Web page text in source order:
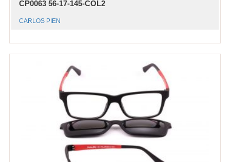
CP0063 56-17-145-COL2
CARLOS PIEN